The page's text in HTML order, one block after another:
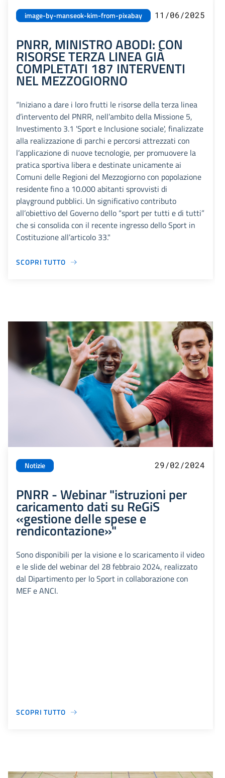
image-by-manseok-kim-from-pixabay 11/06/2025
PNRR, MINISTRO ABODI: CON
RISORSE TERZA LINEA GIÀ
COMPLETATI 187 INTERVENTI
NEL MEZZOGIORNO
“Iniziano a dare i loro frutti le risorse della terza linea
d’intervento del PNRR, nell’ambito della Missione 5,
Investimento 3.1 'Sport e Inclusione sociale', finalizzate
alla realizzazione di parchi e percorsi attrezzati con
l’applicazione di nuove tecnologie, per promuovere la
pratica sportiva libera e destinate unicamente ai
Comuni delle Regioni del Mezzogiorno con popolazione
residente fino a 10.000 abitanti sprovvisti di
playground pubblici. Un significativo contributo
all’obiettivo del Governo dello “sport per tutti e di tutti”
che si consolida con il recente ingresso dello Sport in
Costituzione all’articolo 33."
SCOPRI TUTTO
Notizie 29/02/2024
PNRR - Webinar "istruzioni per
caricamento dati su ReGiS
«gestione delle spese e
rendicontazione»"
Sono disponibili per la visione e lo scaricamento il video
e le slide del webinar del 28 febbraio 2024, realizzato
dal Dipartimento per lo Sport in collaborazione con
MEF e ANCI.
SCOPRI TUTTO